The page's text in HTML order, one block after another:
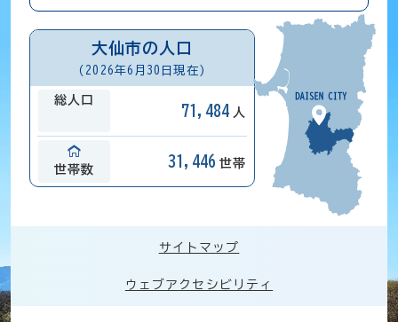
大仙市の人口
(2026年6月30日現在)
総人口
71,484 人
世帯数
31,446 世帯
サイトマップ
ウェブアクセシビリティ